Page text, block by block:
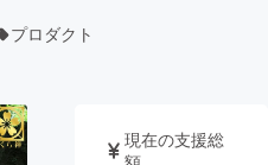
ット
プロダクト
現在の支援総